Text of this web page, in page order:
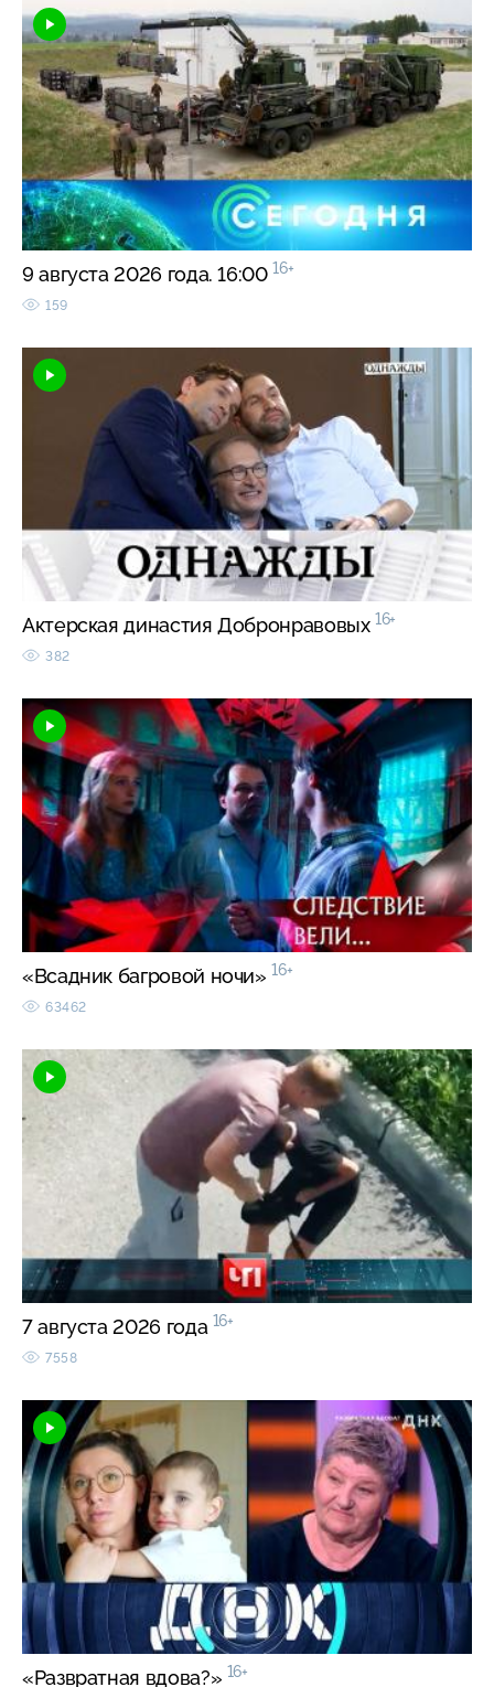
9 августа 2026 года. 16:00 16+
159
Актерская династия Добронравовых 16+
382
«Всадник багровой ночи» 16+
63462
7 августа 2026 года 16+
7558
«Развратная вдова?» 16+